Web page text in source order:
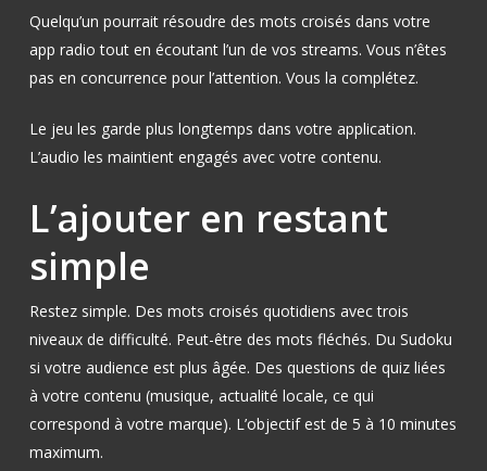
Quelqu’un pourrait résoudre des mots croisés dans votre
app radio tout en écoutant l’un de vos streams. Vous n’êtes
pas en concurrence pour l’attention. Vous la complétez.
Le jeu les garde plus longtemps dans votre application.
L’audio les maintient engagés avec votre contenu.
L’ajouter en restant
simple
Restez simple. Des mots croisés quotidiens avec trois
niveaux de difficulté. Peut-être des mots fléchés. Du Sudoku
si votre audience est plus âgée. Des questions de quiz liées
à votre contenu (musique, actualité locale, ce qui
correspond à votre marque). L’objectif est de 5 à 10 minutes
maximum.